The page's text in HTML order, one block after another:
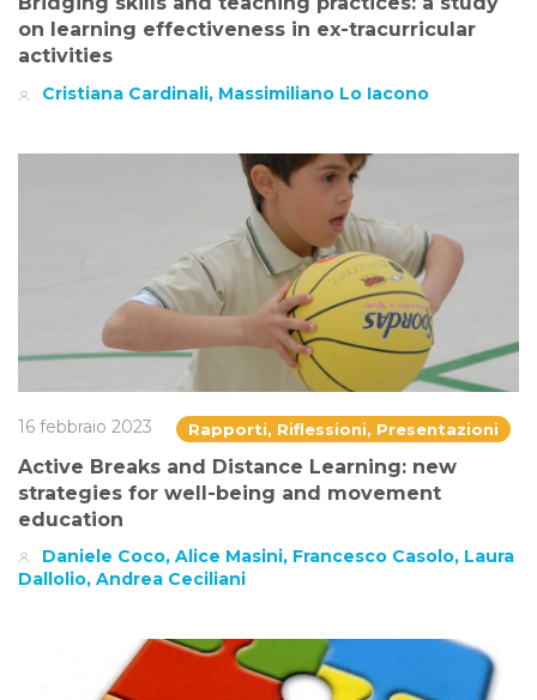
on learning effectiveness in ex-tracurricular
activities
Cristiana Cardinali, Massimiliano Lo Iacono
16 febbraio 2023 Rapporti, Riflessioni, Presentazioni
Active Breaks and Distance Learning: new
strategies for well-being and movement
education
Daniele Coco, Alice Masini, Francesco Casolo, Laura
Dallolio, Andrea Ceciliani